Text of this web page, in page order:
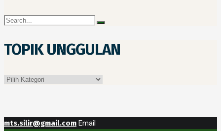
TOPIK UNGGULAN
Topik
mts.silir@gmail.com Email